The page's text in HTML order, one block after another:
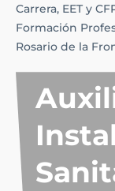
Carrera, EET y
Formación
Rosario de la